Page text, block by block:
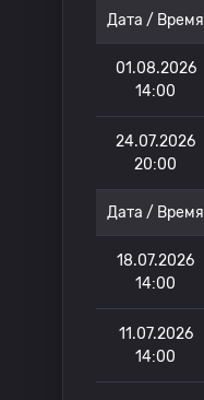
Дата / Время
01.08.2026
14:00
24.07.2026
20:00
Дата / Время
18.07.2026
14:00
11.07.2026
14:00